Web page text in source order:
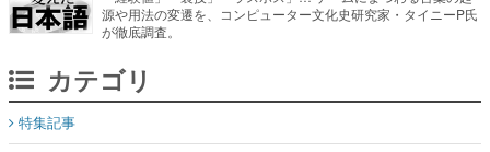
源や用法の変遷を、コンピューター文化史研究家・タイニーP氏
が徹底調査。
カテゴリ
特集記事